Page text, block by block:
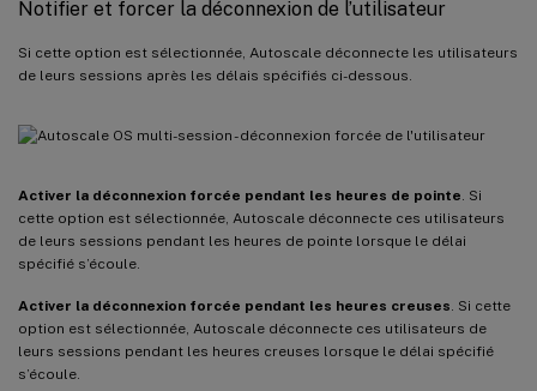
Notifier et forcer la déconnexion de l’utilisateur
Si cette option est sélectionnée, Autoscale déconnecte les utilisateurs
de leurs sessions après les délais spécifiés ci-dessous.
Activer la déconnexion forcée pendant les heures de pointe . Si
cette option est sélectionnée, Autoscale déconnecte ces utilisateurs
de leurs sessions pendant les heures de pointe lorsque le délai
spécifié s’écoule.
Activer la déconnexion forcée pendant les heures creuses . Si cette
option est sélectionnée, Autoscale déconnecte ces utilisateurs de
leurs sessions pendant les heures creuses lorsque le délai spécifié
s’écoule.